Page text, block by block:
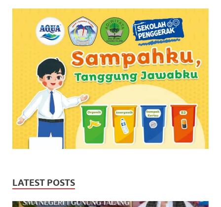
LATEST POSTS